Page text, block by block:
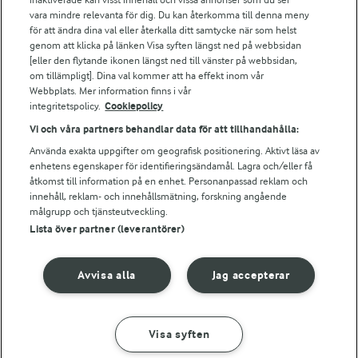
GÖR SÅ HÄR INGREDIENSER
Bildbank
Följ oss
© 2026 Arla Foods
Integritetspolicy
vara mindre relevanta för dig. Du kan återkomma till denna meny
för att ändra dina val eller återkalla ditt samtycke när som helst
genom att klicka på länken Visa syften längst ned på webbsidan
[eller den flytande ikonen längst ned till vänster på webbsidan,
om tillämpligt]. Dina val kommer att ha effekt inom vår
Webbplats. Mer information finns i vår
integritetspolicy. Cookiepolicy
Vi och våra partners behandlar data för att tillhandahålla:
Använda exakta uppgifter om geografisk positionering. Aktivt läsa av
enhetens egenskaper för identifieringsändamål. Lagra och/eller få
åtkomst till information på en enhet. Personanpassad reklam och
innehåll, reklam- och innehållsmätning, forskning angående
målgrupp och tjänsteutveckling.
Lista över partner (leverantörer)
Jag accepterar
Avvisa alla
Visa syften